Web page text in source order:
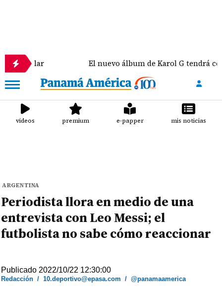
El nuevo álbum de Karol G tendrá
videos premium e-papper mis noticias
ARGENTINA
Periodista llora en medio de una
entrevista con Leo Messi; el
futbolista no sabe cómo reaccionar
Publicado 2022/10/22 12:30:00
Redacción /10.deportivo@epasa.com /@panamaamerica